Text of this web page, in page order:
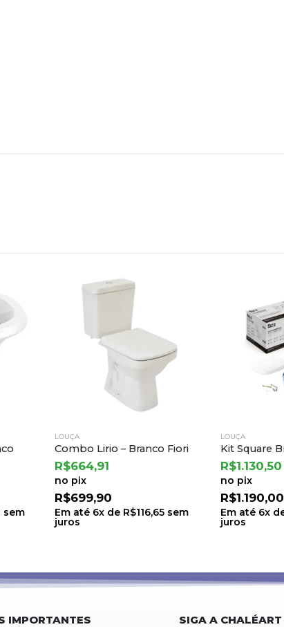
LOUÇA
R$1.130,50
no pix
R$1.190,00
Em até 6x de R$198,33 sem
juros
LOUÇA
R$436,91
no pix
R$459,90
Em até 4x
juros
IMPORTANTES SIGA A CHALÉART